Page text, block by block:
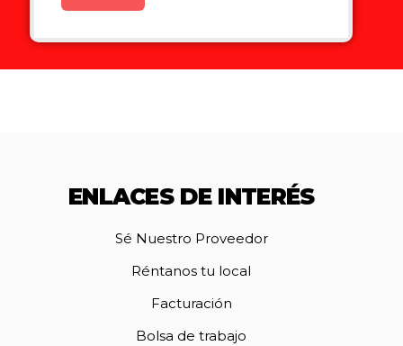
ENLACES DE INTERÉS
Sé Nuestro Proveedor
Réntanos tu local
Facturación
Bolsa de trabajo